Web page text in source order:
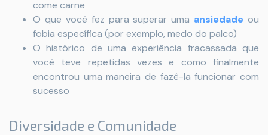
come carne
O que você fez para superar uma ansiedade ou
fobia específica (por exemplo, medo do palco)
O histórico de uma experiência fracassada que
você teve repetidas vezes e como finalmente
encontrou uma maneira de fazê-la funcionar com
sucesso
Diversidade e Comunidade